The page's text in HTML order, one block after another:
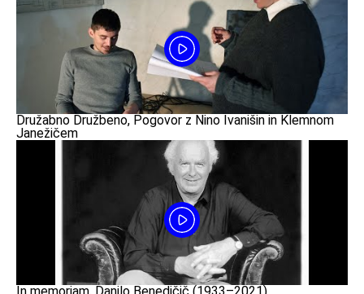
Družabno Družbeno, Pogovor z Nino Ivanišin in Klemnom
Janežičem